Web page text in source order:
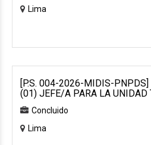
Lima
[P.S. 004-2026-MIDIS-
(01) JEFE/A PARA LA UNIDAD
Concluido
Lima